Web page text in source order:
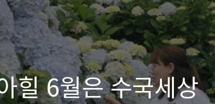
힐 6월은 수국세상